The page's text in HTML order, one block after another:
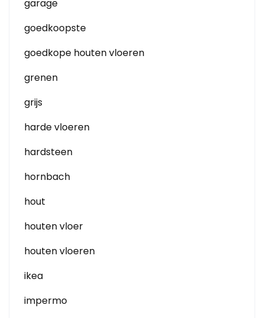
garage
goedkoopste
goedkope houten vloeren
grenen
grijs
harde vloeren
hardsteen
hornbach
hout
houten vloer
houten vloeren
ikea
impermo